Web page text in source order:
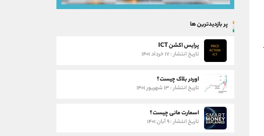
پر بازدیدترین ها
پرایس اکشن ICT
تاریخ انتشار : ۱۷ خرداد ۱۴۰۱
اوردر بلاک چیست؟
تاریخ انتشار : ۱۳ شهریور ۱۴۰۱
اسمارت مانی چیست؟
تاریخ انتشار : ۹ آبان ۱۴۰۱